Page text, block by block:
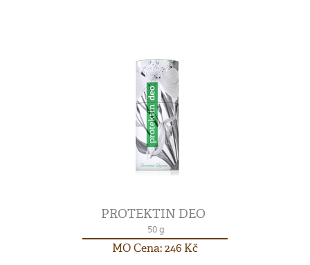
PROTEKTIN DEO
50 g
MO Cena: 246 Kč